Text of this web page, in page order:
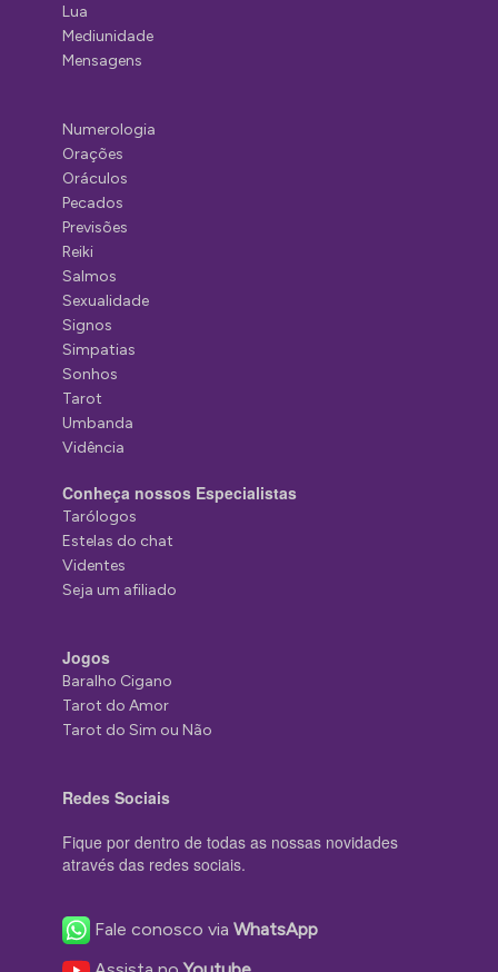
Lua
Mediunidade
Mensagens
Numerologia
Orações
Oráculos
Pecados
Previsões
Reiki
Salmos
Sexualidade
Signos
Simpatias
Sonhos
Tarot
Umbanda
Vidência
Conheça nossos Especialistas
Tarólogos
Estelas do chat
Videntes
Seja um afiliado
Jogos
Baralho Cigano
Tarot do Amor
Tarot do Sim ou Não
Redes Sociais
Fique por dentro de todas as nossas novidades
através das redes sociais.
Fale conosco viaWhatsApp